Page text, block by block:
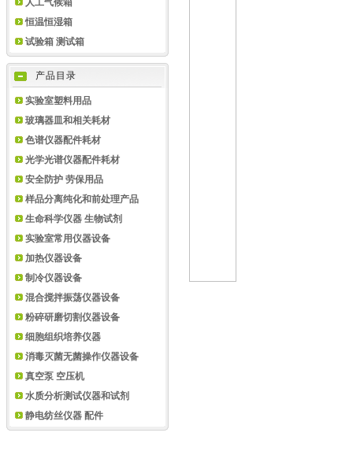
人工气候箱
恒温恒湿箱
试验箱 测试箱
产品目录
实验室塑料用品
玻璃器皿和相关耗材
色谱仪器配件耗材
光学光谱仪器配件耗材
安全防护 劳保用品
样品分离纯化和前处理产品
生命科学仪器 生物试剂
实验室常用仪器设备
加热仪器设备
制冷仪器设备
混合搅拌振荡仪器设备
粉碎研磨切割仪器设备
细胞组织培养仪器
消毒灭菌无菌操作仪器设备
真空泵 空压机
水质分析测试仪器和试剂
静电纺丝仪器 配件